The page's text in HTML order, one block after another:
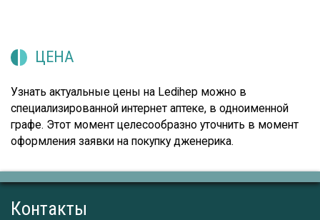
ЦЕНА
Узнать актуальные цены на Ledihep можно в
специализированной интернет аптеке, в одноименной
графе. Этот момент целесообразно уточнить в момент
оформления заявки на покупку дженерика.
Контакты